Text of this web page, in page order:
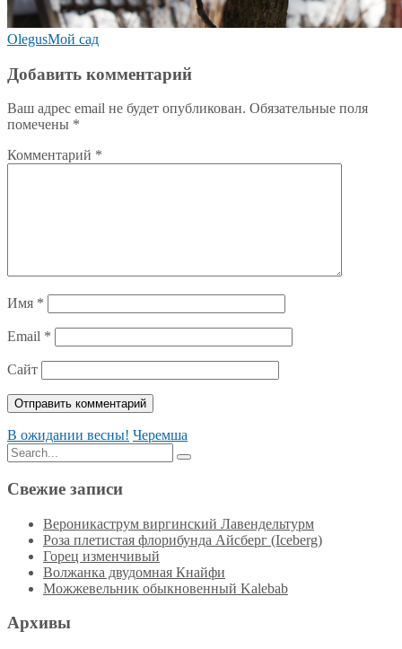
OlegusМой сад
Добавить комментарий
Ваш адрес email не будет опубликован. Обязательные поля
помечены *
Комментарий *
Имя *
Email *
Сайт
В ожидании весны! Черемша
Search
for:
Search
Свежие записи
Вероникаструм виргинский Лавендельтурм
Роза плетистая флорибунда Айсберг (Iceberg)
Горец изменчивый
Волжанка двудомная Кнайфи
Можжевельник обыкновенный Kalebab
Архивы